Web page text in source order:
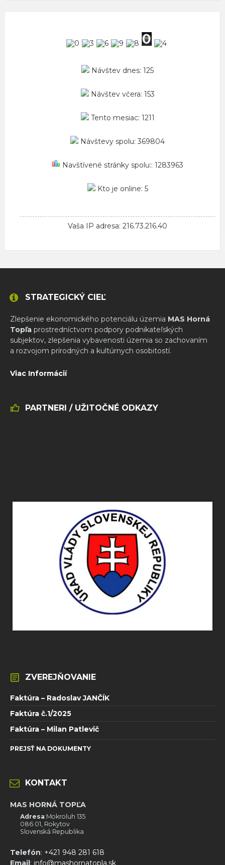
Návštev dnes: 125
Návštev včera: 153
Tento mesiac: 1211
Návštevy spolu: 369804
Navštívené stránky spolu:: 1283963
Kto je online: 5
Vaša IP adresa: 216.73.216.40
STRATEGICKÝ CIEĽ
Zlepšenie ekonomického potenciálu územia MAS Horná
Topľa prostredníctvom podpory podnikateľských
subjektov, zlepšenia vybavenosti územia so zachovaním
a rozvojom prírodných a kultúrnych osobitostí.
Viac Informácií
PARTNERI / UŽITOČNÉ ODKAZY
ZVEREJŇOVANIE
Faktúra – Radoslav JANČÍK
Faktúra č.1/2025
Faktúra – Milan Patlevič
PREJSŤ NA DOKUMENTY
KONTAKT
MAS HORNÁ TOPĽA
Adresa:Mokroluh 135
086 01, Rokytov
Slovenská Republika
Telefón: +421 948 281 618
Email: info@mashornatopla.sk